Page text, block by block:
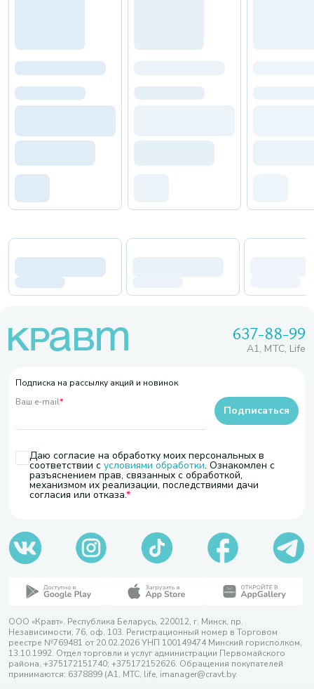
637-88-99
A1, МТС, Life
Подписка на рассылку акций и новинок
Ваш e-mail*
Даю согласие на обработку моих персональных в
соответствии с условиями обработки. Ознакомлен с
разъяснением прав, связанных с обработкой,
механизмом их реализации, последствиями дачи
согласия или отказа.
Подписаться
ООО «Кравт». Республика Беларусь, 220012, г. Минск, пр.
Независимости, 76, оф. 103. Регистрационный номер в Торговом
реестре №769481 от 20.02.2026 УНП 100149474 Минский горисполком,
13.10.1992. Отдел торговли и услуг администрации Первомайского
района, +375172151740; +375172152626. Обращения покупателей
принимаются: 6378899 (А1, МТС, life, imanager@cravt.by.